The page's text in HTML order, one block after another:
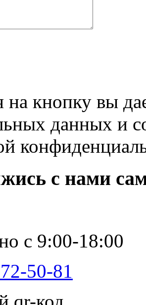
кнопку вы
данных и
с нами
с 9:00-18:00
50-81